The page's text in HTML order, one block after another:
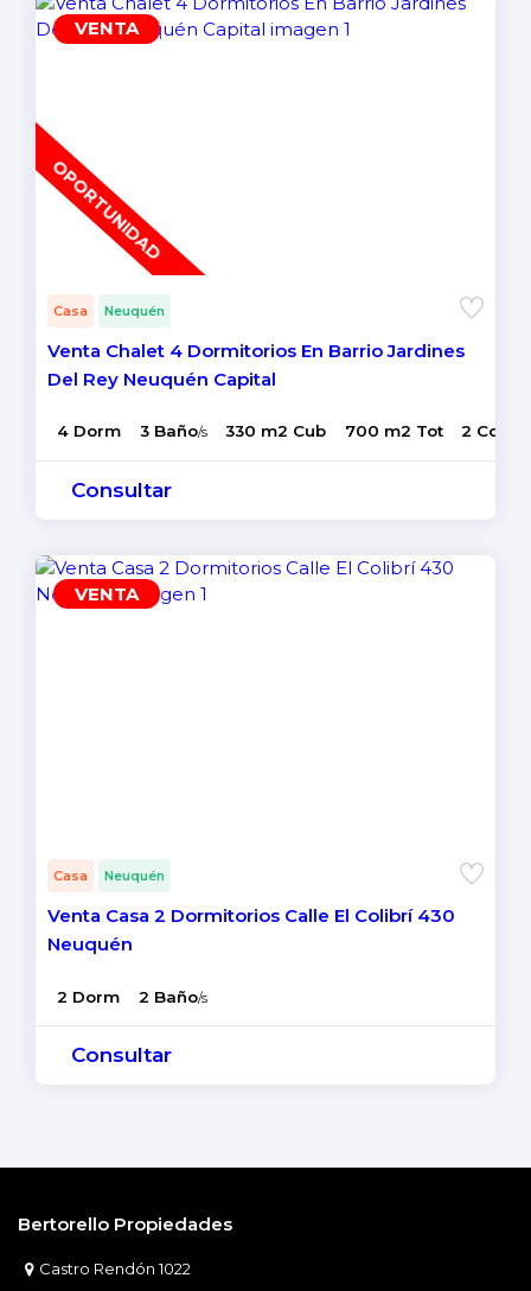
VENTA
OPORTUNIDAD
Casa Neuquén
Venta Chalet 4 Dormitorios En Barrio Jardines
Del Rey Neuquén Capital
4 Dorm 3 Baño/s 330 m2 Cub 700 m2 Tot 2 Coch
Consultar
VENTA
Casa Neuquén
Venta Casa 2 Dormitorios Calle El Colibrí 430
Neuquén
2 Dorm 2 Baño/s
Consultar
Bertorello Propiedades
Castro Rendón 1022